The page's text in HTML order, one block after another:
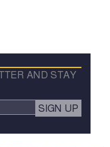
AND STAY